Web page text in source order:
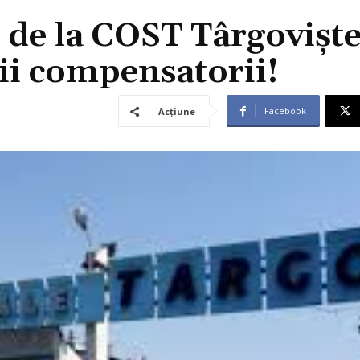
la COST
compensatorii!
Acțiune Facebook